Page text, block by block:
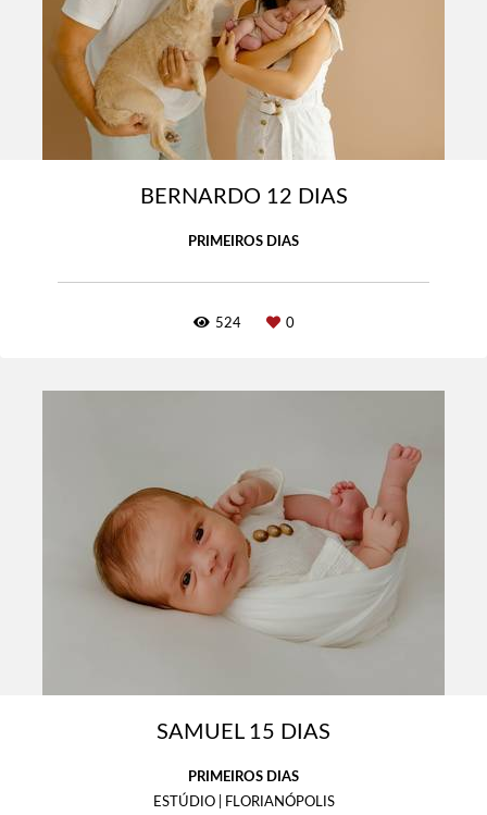
BERNARDO 12 DIAS
PRIMEIROS DIAS
524 0
SAMUEL 15 DIAS
PRIMEIROS DIAS
ESTÚDIO | FLORIANÓPOLIS